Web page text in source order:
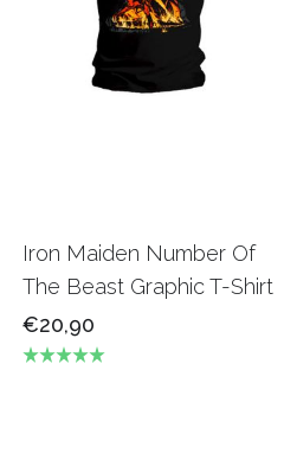
Iron Maiden Number Of
The Beast Graphic T-Shirt
€20,90